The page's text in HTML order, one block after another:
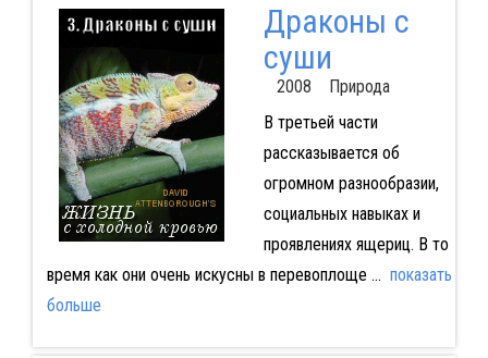
Драконы с
суши
2008 Природа
В третьей части
рассказывается об
огромном разнообразии,
социальных навыках и
проявлениях ящериц. В то
время как они очень искусны в перевоплоще ... показать
больше